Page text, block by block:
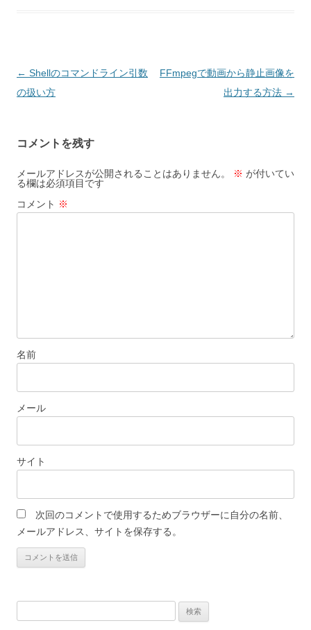
投
稿
ゲ
ー
シ
ョ
← Shellのコマンドライン引数
の扱い方
FFmpegで動画から静止画像を
出力する方法 →
コメントを残す
メールアドレスが公開されることはありません。 ※ が付いてい
る欄は必須項目です
コメント ※
名前
メール
サイト
次回のコメントで使用するためブラウザーに自分の名前、
メールアドレス、サイトを保存する。